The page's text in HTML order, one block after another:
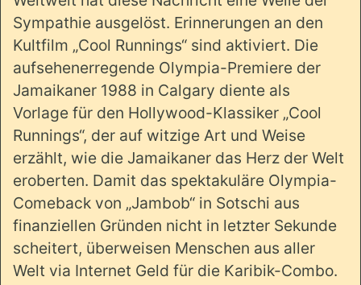
Sympathie ausgelöst. Erinnerungen an den
Kultfilm „Cool Runnings“ sind aktiviert. Die
aufsehenerregende Olympia-Premiere der
Jamaikaner 1988 in Calgary diente als
Vorlage für den Hollywood-Klassiker „Cool
Runnings“, der auf witzige Art und Weise
erzählt, wie die Jamaikaner das Herz der Welt
eroberten. Damit das spektakuläre Olympia-
Comeback von „Jambob“ in Sotschi aus
finanziellen Gründen nicht in letzter Sekunde
scheitert, überweisen Menschen aus aller
Welt via Internet Geld für die Karibik-Combo.